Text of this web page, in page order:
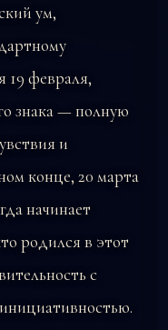
ум,
февраля,
знака — полную
и
конце, 20 марта
начинает
родился в этот
с